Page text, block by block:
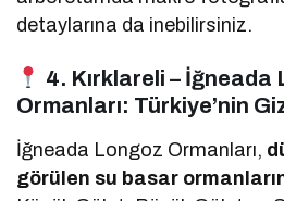
detaylarına da inebilirsiniz.
4. Kırklareli – İğneada
Ormanları: Türkiye’nin
İğneada Longoz Ormanları,
görülen su basar